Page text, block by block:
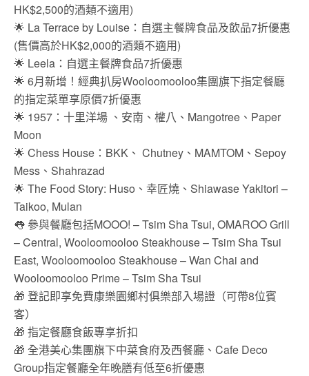
HK$2,500的酒類不適用)
🌟 La Terrace by Louise：自選主餐牌食品及飲品7折優惠
(售價高於HK$2,000的酒類不適用)
🌟 Leela：自選主餐牌食品7折優惠
🌟 6月新增！經典扒房Wooloomooloo集團旗下指定餐廳
的指定菜單享原價7折優惠
🌟 1957：十里洋場 、安南、權八、Mangotree、Paper
Moon
🌟 Chess House：BKK、 Chutney、MAMTOM、Sepoy
Mess、Shahrazad
🌟 The Food Story: Huso、幸匠燒、Shiawase Yakitori –
Taikoo, Mulan
👅 參與餐廳包括MOOO! – Tsim Sha Tsui, OMAROO Grill
– Central, Wooloomooloo Steakhouse – Tsim Sha Tsui
East, Wooloomooloo Steakhouse – Wan Chai and
Wooloomooloo Prime – Tsim Sha Tsui
🎁 登記即享免費康樂園鄉村俱樂部入場證（可帶8位賓
客）
🎁 指定餐廳食飯專享折扣
🎁 全港美心集團旗下中菜食府及西餐廳、Cafe Deco
Group指定餐廳全年晚膳有低至6折優惠